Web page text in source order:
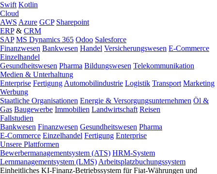
Swift Kotlin
Cloud
AWS Azure GCP Sharepoint
ERP& CRM
SAP MS Dynamics 365 Odoo Salesforce
Finanzwesen Bankwesen Handel Versicherungswesen E-Commerce
Einzelhandel
Gesundheitswesen Pharma Bildungswesen Telekommunikation
Medien & Unterhaltung
Enterprise Fertigung Automobilindustrie Logistik Transport Marketing
Werbung
Staatliche Organisationen Energie & Versorgungsunternehmen Öl &
Gas Baugewerbe Immobilien Landwirtschaft Reisen
Fallstudien
Bankwesen Finanzwesen Gesundheitswesen Pharma
E-Commerce Einzelhandel Fertigung Enterprise
Unsere Plattformen
Bewerbermanagementsystem (ATS) HRM-System
Lernmanagementsystem (LMS) Arbeitsplatzbuchungssystem
Einheitliches KI-Finanz-Betriebssystem für Fiat-Währungen und